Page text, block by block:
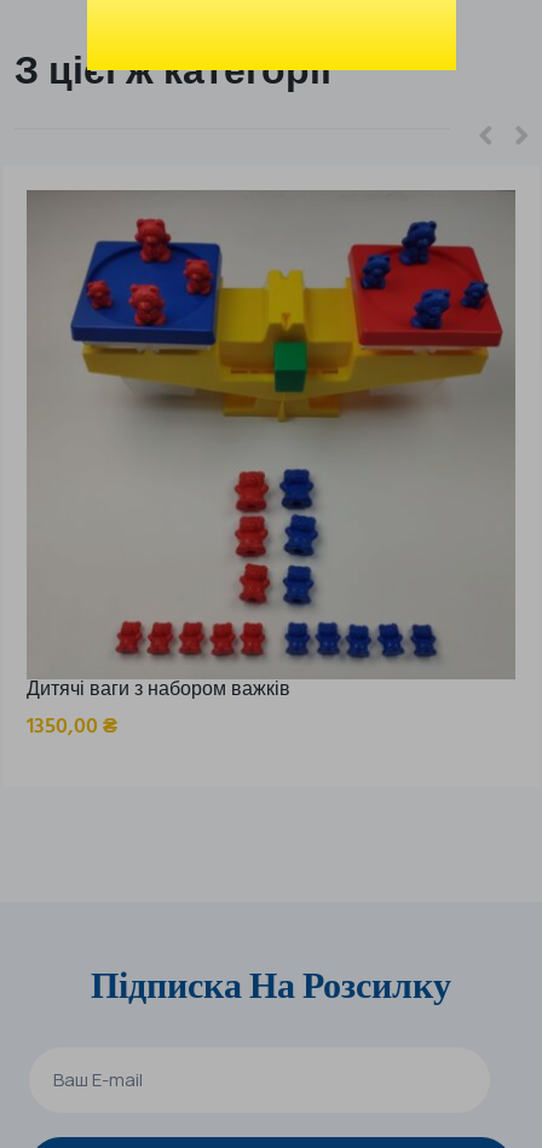
З цієї ж категорії
Дитячі ваги з набором важків
1350,00₴
Підписка На Розсилку